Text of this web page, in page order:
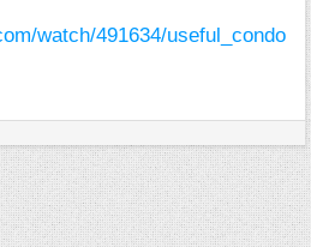
watch/491634/useful_condo